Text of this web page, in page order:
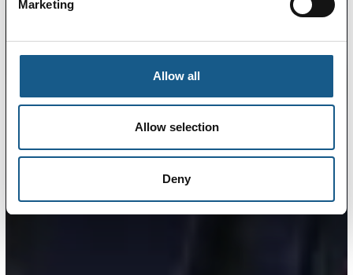
Marketing
Allow all
Allow selection
Deny